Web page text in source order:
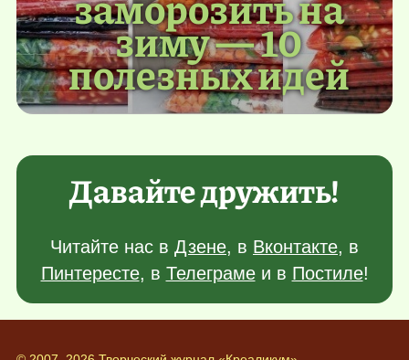
зиму — 10
полезных идей
Давайте дружить!
Читайте нас в Дзене, в Вконтакте, в
Пинтересте, в Телеграмеи в Постиле!